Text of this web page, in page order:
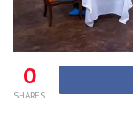
0
SHARES